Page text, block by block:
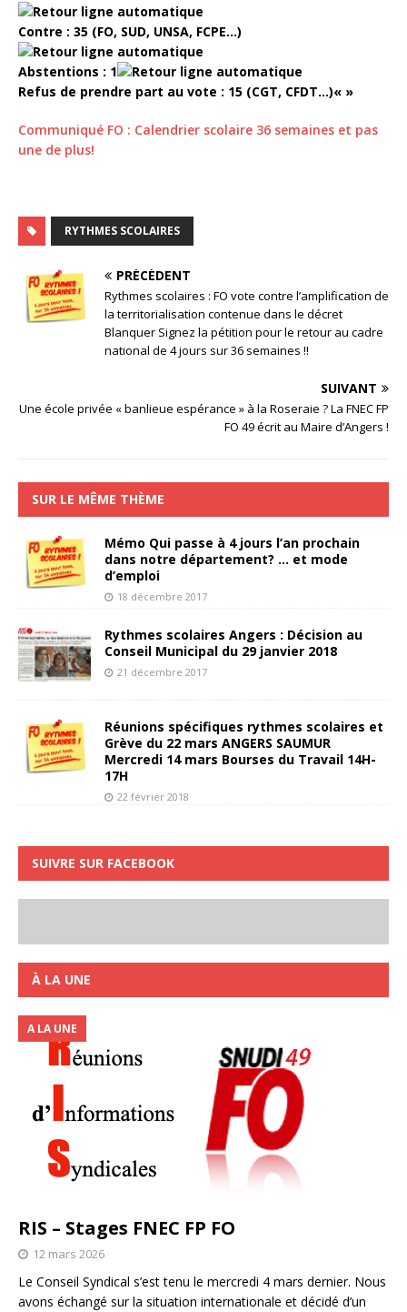
Contre : 35 (FO, SUD, UNSA, FCPE…)
Abstentions : 1
Refus de prendre part au vote : 15 (CGT, CFDT…)« »
Communiqué FO : Calendrier scolaire 36 semaines et pas
une de plus!
RYTHMES SCOLAIRES
PRÉCÉDENT
Rythmes scolaires : FO vote contre l’amplification de
la territorialisation contenue dans le décret
Blanquer Signez la pétition pour le retour au cadre
national de 4 jours sur 36 semaines !!
SUIVANT
Une école privée « banlieue espérance » à la Roseraie ? La FNEC FP
FO 49 écrit au Maire d’Angers !
SUR LE MÊME THÈME
Mémo Qui passe à 4 jours l’an prochain
dans notre département? … et mode
d’emploi
18 décembre 2017
Rythmes scolaires Angers : Décision au
Conseil Municipal du 29 janvier 2018
21 décembre 2017
Réunions spécifiques rythmes scolaires et
Grève du 22 mars ANGERS SAUMUR
Mercredi 14 mars Bourses du Travail 14H-
17H
22 février 2018
SUIVRE SUR FACEBOOK
À LA UNE
RIS – Stages FNEC FP FO
A LA UNE
12 mars 2026
Le Conseil Syndical s’est tenu le mercredi 4 mars dernier. Nous
avons échangé sur la situation internationale et décidé d’un